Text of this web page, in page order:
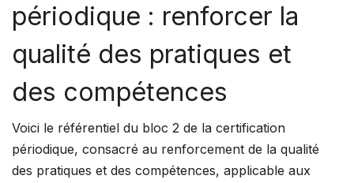
périodique : renforcer la
qualité des pratiques et
des compétences
Voici le référentiel du bloc 2 de la certification
périodique, consacré au renforcement de la qualité
des pratiques et des compétences, applicable aux